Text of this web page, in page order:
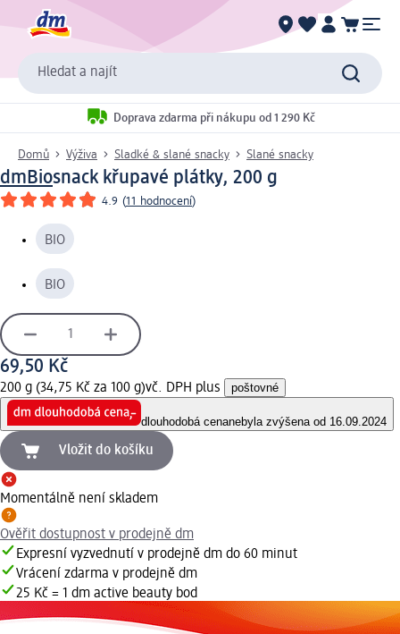
Hledat a najít
Doprava zdarma při nákupu od 1 290 Kč
Domů Výživa Sladké & slané snacky Slané snacky
dmBiosnack křupavé plátky, 200 g
4.9 (11 hodnocení)
BIO
BIO
69,50 Kč
200 g (34,75 Kč za 100 g)vč. DPH plus poštovné
dlouhodobá cenanebyla zvýšena od 16.09.2024
Vložit do košíku
Momentálně není skladem
Ověřit dostupnost v prodejně dm
Expresní vyzvednutí v prodejně dm do 60 minut
Vrácení zdarma v prodejně dm
25 Kč = 1 dm active beauty bod